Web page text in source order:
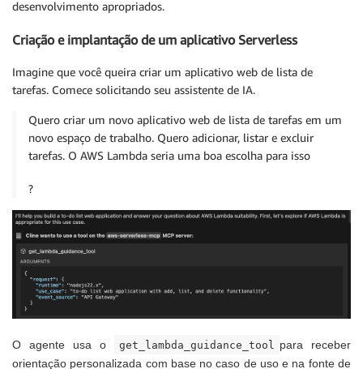
desenvolvimento apropriados.
Criação e implantação de um aplicativo Serverless
Imagine que você queira criar um aplicativo web de lista de
tarefas. Comece solicitando seu assistente de IA.
Quero criar um novo aplicativo web de lista de tarefas em um
novo espaço de trabalho. Quero adicionar, listar e excluir
tarefas. O AWS Lambda seria uma boa escolha para isso
?
O agente usa o get_lambda_guidance_tool para receber
orientação personalizada com base no caso de uso e na fonte de